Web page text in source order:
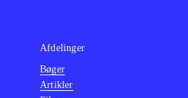
virker ufærdigt.
mekaniske og
kan man ikke
og biler,
Afdelinger
Bøger
Artikler